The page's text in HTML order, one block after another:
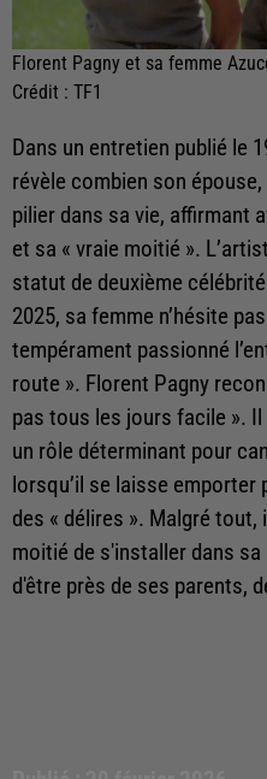
Florent Pagny et sa femme
Crédit : TF1
Dans un entretien publié le
révèle combien son
pilier dans sa vie, affirmant
et sa « vraie moitié ».
statut de deuxième
2025, sa femme n’hésite
tempérament passionné
route ». Florent Pagny
pas tous les jours facile ».
un rôle déterminant pour
lorsqu’il se laisse
des « délires ». Malgré
moitié de s'installer dans
d'être près de ses parents,